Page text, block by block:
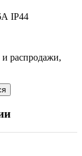
IP44
распродажи,